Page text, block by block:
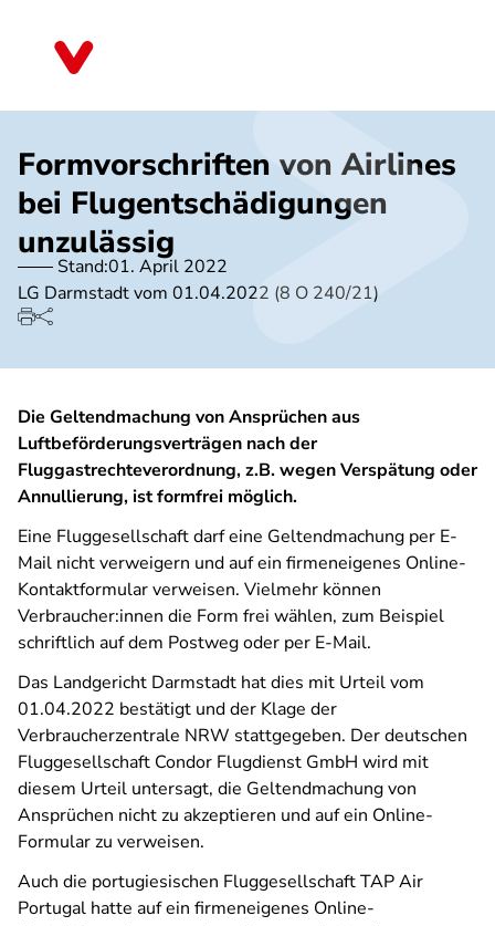
Formvorschriften von Airlines
bei Flugentschädigungen
unzulässig
Stand:01. April 2022
LG Darmstadt vom 01.04.2022 (8 O 240/21)
Die Geltendmachung von Ansprüchen aus
Luftbeförderungsverträgen nach der
Fluggastrechteverordnung, z.B. wegen Verspätung oder
Annullierung, ist formfrei möglich.
Eine Fluggesellschaft darf eine Geltendmachung per E-
Mail nicht verweigern und auf ein firmeneigenes Online-
Kontaktformular verweisen. Vielmehr können
Verbraucher:innen die Form frei wählen, zum Beispiel
schriftlich auf dem Postweg oder per E-Mail.
Das Landgericht Darmstadt hat dies mit Urteil vom
01.04.2022 bestätigt und der Klage der
Verbraucherzentrale NRW stattgegeben. Der deutschen
Fluggesellschaft Condor Flugdienst GmbH wird mit
diesem Urteil untersagt, die Geltendmachung von
Ansprüchen nicht zu akzeptieren und auf ein Online-
Formular zu verweisen.
Auch die portugiesischen Fluggesellschaft TAP Air
Portugal hatte auf ein firmeneigenes Online-